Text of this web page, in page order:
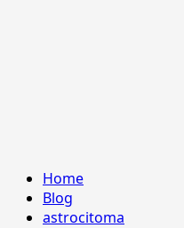
Home
Blog
astrocitoma